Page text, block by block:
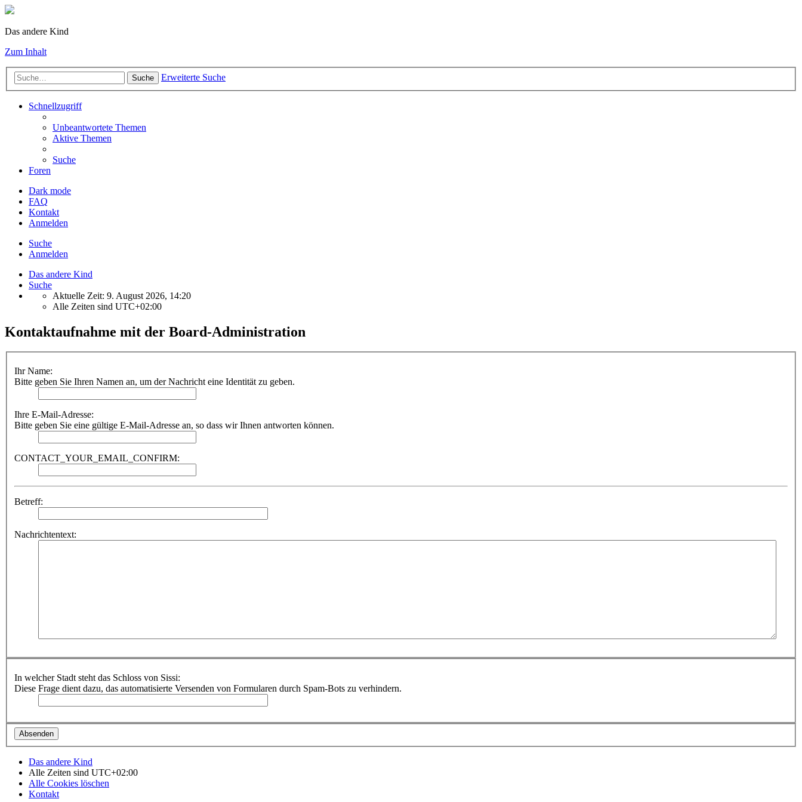
Das andere Kind
Zum Inhalt
Suche Erweiterte Suche
Schnellzugriff
Unbeantwortete Themen
Aktive Themen
Suche
Foren
Dark mode
FAQ
Kontakt
Anmelden
Suche
Anmelden
Das andere Kind
Suche
Aktuelle Zeit: 9. August 2026, 14:20
Alle Zeiten sind UTC+02:00
Kontaktaufnahme mit der Board-Administration
Ihr Name:
Bitte geben Sie Ihren Namen an, um der Nachricht eine Identität zu geben.
Ihre E-Mail-Adresse:
Bitte geben Sie eine gültige E-Mail-Adresse an, so dass wir Ihnen antworten können.
CONTACT_YOUR_EMAIL_CONFIRM:
Betreff:
Nachrichtentext:
In welcher Stadt steht das Schloss von Sissi:
Diese Frage dient dazu, das automatisierte Versenden von Formularen durch Spam-Bots zu verhindern.
Das andere Kind
Alle Zeiten sind UTC+02:00
Alle Cookies löschen
Kontakt